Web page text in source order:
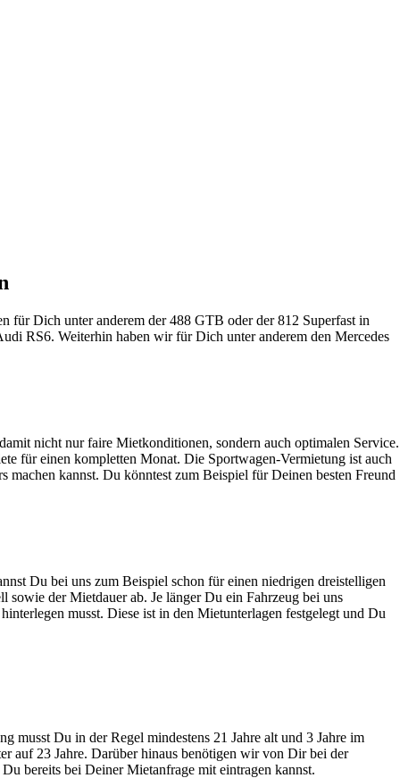
für Dich unter anderem der 488 GTB oder der 812 Superfast in
RS6. Weiterhin haben wir für Dich unter anderem den Mercedes
nicht nur faire Mietkonditionen, sondern auch optimalen Service.
für einen kompletten Monat. Die Sportwagen-Vermietung ist auch
kannst. Du könntest zum Beispiel für Deinen besten Freund
Du bei uns zum Beispiel schon für einen niedrigen dreistelligen
der Mietdauer ab. Je länger Du ein Fahrzeug bei uns
musst. Diese ist in den Mietunterlagen festgelegt und Du
musst Du in der Regel mindestens 21 Jahre alt und 3 Jahre im
auf 23 Jahre. Darüber hinaus benötigen wir von Dir bei der
bereits bei Deiner Mietanfrage mit eintragen kannst.